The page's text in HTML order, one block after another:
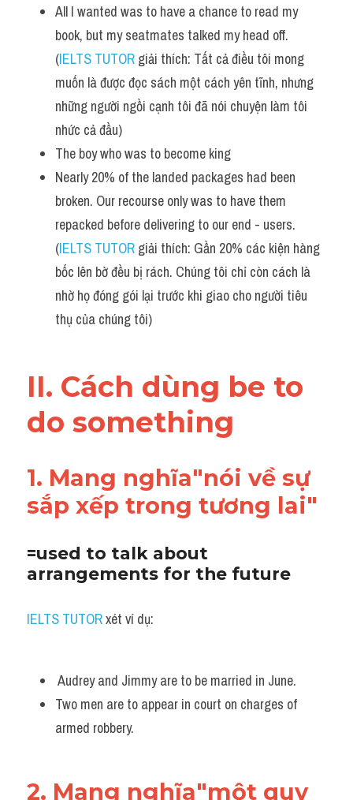
All I wanted was to have a chance to read my
book, but my seatmates talked my head off.
(IELTS TUTOR giải thích: Tất cả điều tôi mong
muốn là được đọc sách một cách yên tĩnh, nhưng
những người ngồi cạnh tôi đã nói chuyện làm tôi
nhức cả đầu)
The boy who was to become king
Nearly 20% of the landed packages had been
broken. Our recourse only was to have them
repacked before delivering to our end - users.
(IELTS TUTOR giải thích: Gần 20% các kiện hàng
bốc lên bờ đều bị rách. Chúng tôi chỉ còn cách là
nhờ họ đóng gói lại trước khi giao cho người tiêu
thụ của chúng tôi)
II. Cách dùng be to
do something
1. Mang nghĩa"nói về sự
sắp xếp trong tương lai"
=used to talk about
arrangements for the future
IELTS TUTOR xét ví dụ:
Audrey and Jimmy are to be married in June.
Two men are to appear in court on charges of
armed robbery.
2. Mang nghĩa"một quy